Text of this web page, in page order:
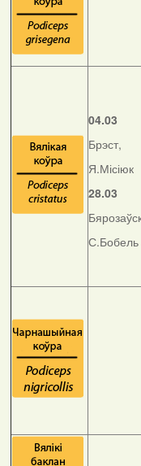
04.03
Брэст,
Я.Місіюк
28.03
С.Бобель